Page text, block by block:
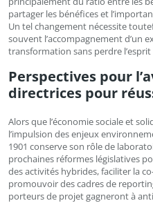
partager les bénéfices et
Un tel changement nécessite
souvent l’accompagnement d’un
transformation sans perdre l’esprit
Perspectives pour
directrices pour
Alors que l’économie sociale et
l’impulsion des enjeux
1901 conserve son rôle de
prochaines réformes législatives
des activités hybrides, faciliter la
promouvoir des cadres de
porteurs de projet gagneront à